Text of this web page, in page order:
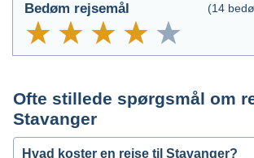
Bedøm rejsemål (14
Ofte stillede spørgsmål om
Stavanger
Hvad koster en rejse til Stavanger?